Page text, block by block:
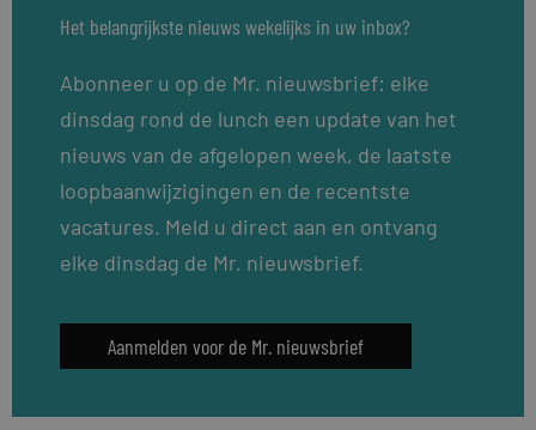
Het belangrijkste nieuws wekelijks in uw inbox?
Abonneer u op de Mr. nieuwsbrief: elke
dinsdag rond de lunch een update van het
nieuws van de afgelopen week, de laatste
loopbaanwijzigingen en de recentste
vacatures. Meld u direct aan en ontvang
elke dinsdag de Mr. nieuwsbrief.
Aanmelden voor de Mr. nieuwsbrief